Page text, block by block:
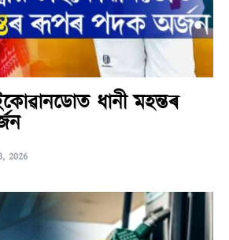
ধানী মহন্তৰ
2026